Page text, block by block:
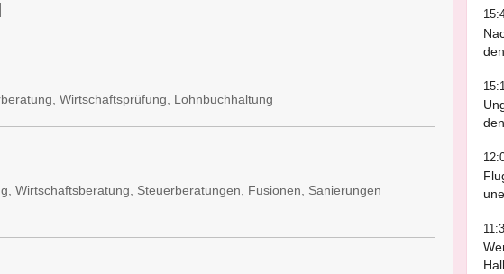
Wirtschaftsprüfung, Lohnbuchhaltung
Wirtschaftsberatung, Steuerberatungen, Fusionen, Sanierungen